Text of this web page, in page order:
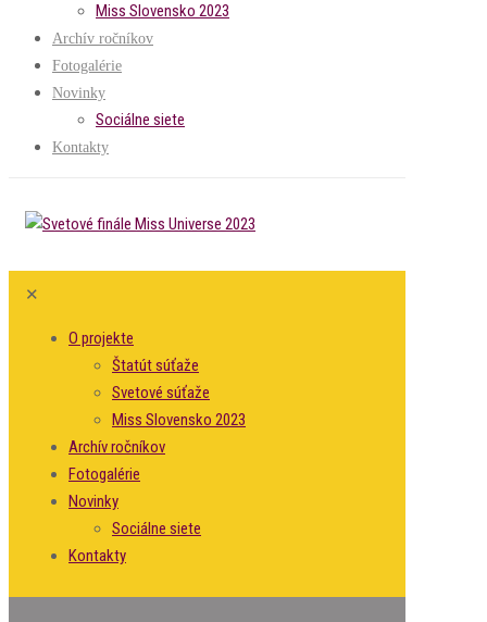
Miss Slovensko 2023
Archív ročníkov
Fotogalérie
Novinky
Sociálne siete
Kontakty
✕
O projekte
Štatút súťaže
Svetové súťaže
Miss Slovensko 2023
Archív ročníkov
Fotogalérie
Novinky
Sociálne siete
Kontakty